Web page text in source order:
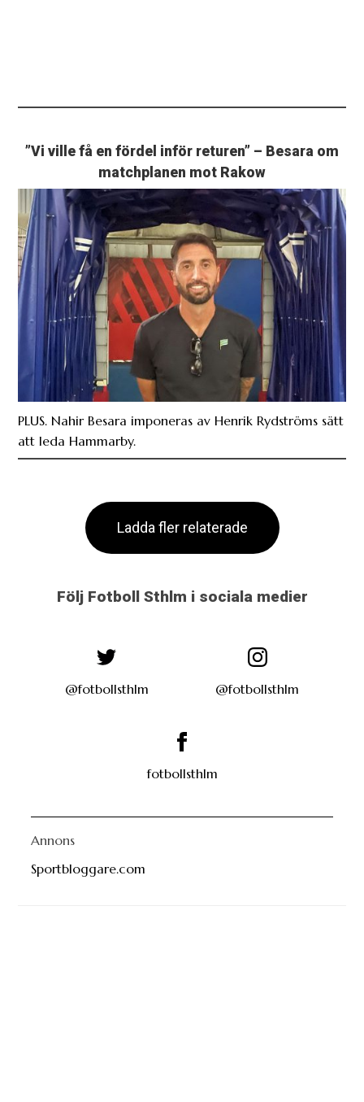
”Vi ville få en fördel inför returen” – Besara om
matchplanen mot Rakow
PLUS. Nahir Besara imponeras av Henrik Rydströms sätt
att leda Hammarby.
Ladda fler relaterade
Följ Fotboll Sthlm i sociala medier
@fotbollsthlm @fotbollsthlm
fotbollsthlm
Annons
Sportbloggare.com